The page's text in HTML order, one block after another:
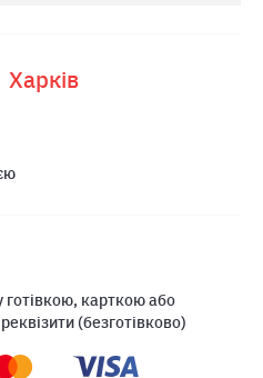
Харкiв
карткою або
(безготівково)